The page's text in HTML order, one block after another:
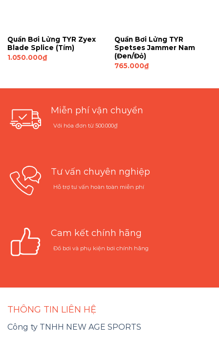
Quần Bơi Lửng TYR Zyex
Blade Splice (Tím)
1.050.000₫
Quần Bơi Lửng TYR
Spetses Jammer Nam
(Đen/Đỏ)
765.000₫
Miễn phí vận chuyển
Với hóa đơn từ 500.000₫
Tư vấn chuyên nghiệp
Hỗ trợ tư vấn hoàn toàn miễn phí
Cam kết chính hãng
Đồ bơi và phụ kiện bơi chính hãng
THÔNG TIN LIÊN HỆ
Công ty TNHH NEW AGE SPORTS